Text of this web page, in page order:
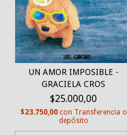
UN AMOR IMPOSIBLE -
GRACIELA CROS
$25.000,00
$23.750,00 con Transferencia o
depósito